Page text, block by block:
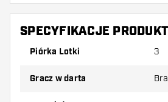
porównaniu do zwykłej lufy z lotem.
Dzięki gwintowi z łatwością wkręcisz
kształt standardowego lotu i jest
jest z tworzywa sztucznego.
Optycznie kolor lotu może się
SPECYFIKACJE
Piórka Lotki 3
Gracz w darta